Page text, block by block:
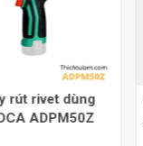
rút rivet dùng
ADPM50Z